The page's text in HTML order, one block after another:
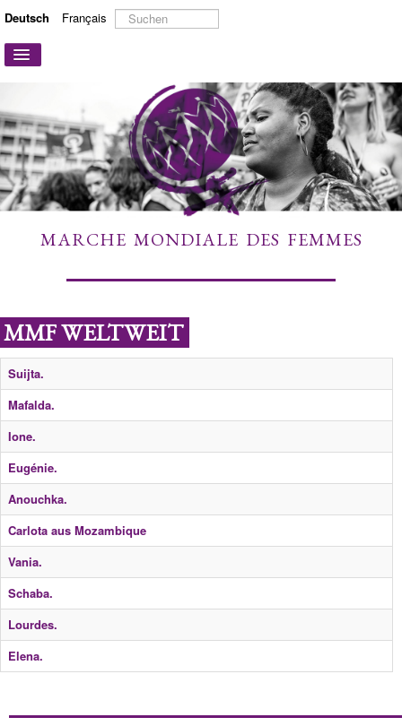
Deutsch Français
Suchen
...
Navigation
ÜBER UNS
AKTIONEN UND KAMPAGNEN
MITMACHEN
MEHR ERFAHREN
MARCHE MONDIALE DES FEMMES
MMF WELTWEIT
Suijta.
Mafalda.
Ione.
Eugénie.
Anouchka.
Carlota aus Mozambique
Vania.
Schaba.
Lourdes.
Elena.